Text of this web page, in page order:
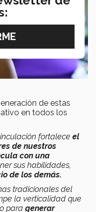
de estas
en todos los
fortalece el
de nuestros
con una
sus habilidades,
de los demás.
tradicionales del
la verticalidad que
para generar